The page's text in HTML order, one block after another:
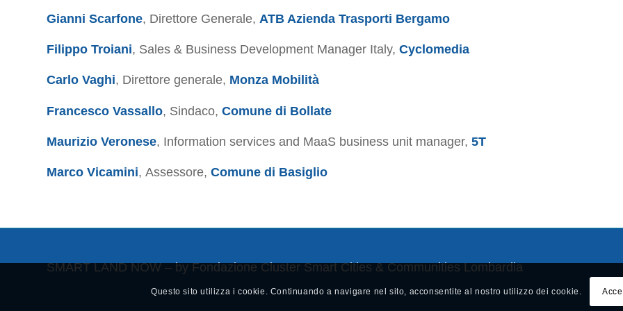
Gianni Scarfone, Direttore Generale, ATB Azienda Trasporti Bergamo
Filippo Troiani, Sales & Business Development Manager Italy, Cyclomedia
Carlo Vaghi, Direttore generale, Monza Mobilità
Francesco Vassallo, Sindaco, Comune di Bollate
Maurizio Veronese, Information services and MaaS business unit manager, 5T
Marco Vicamini, Assessore, Comune di Basiglio
SMART LAND NOW – byFondazione Cluster Smart Cities & Communities Lombardia
Questo sito utilizza i cookie. Continuando a navigare nel sito, acconsentite al nostro utilizzo dei cookie.